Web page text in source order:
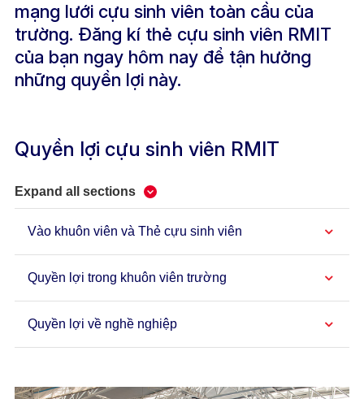
mạng lưới cựu sinh viên toàn cầu của
trường. Đăng kí thẻ cựu sinh viên RMIT
của bạn ngay hôm nay để tận hưởng
những quyền lợi này.
Quyền lợi cựu sinh viên RMIT
Expand all sections
Vào khuôn viên và Thẻ cựu sinh viên
Quyền lợi trong khuôn viên trường
Quyền lợi về nghề nghiệp